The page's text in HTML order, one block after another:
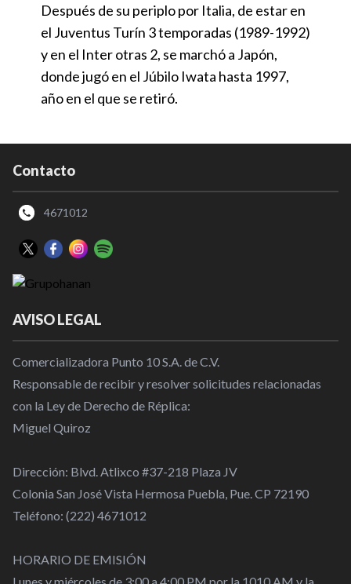
Después de su periplo por Italia, de estar en
el Juventus Turín 3 temporadas (1989-1992)
y en el Inter otras 2, se marchó a Japón,
donde jugó en el Júbilo Iwata hasta 1997,
año en el que se retiró.
Contacto
4671012
AVISO LEGAL
Comercializadora Punto 10 S.A. de C.V.
Responsable de recibir y resolver solicitudes relacionadas
con la Ley de Derecho de Réplica:
Miguel Quiroz
Dirección: Blvd. Atlixco #37-218 Plaza JV
Colonia San José Vista Hermosa Puebla, Pue. CP 72190
Teléfono: (222) 4671012
HORARIO DE EMISIÓN
Lunes y miércoles de 3:00 a 4:00 PM por la 1010 AM y la